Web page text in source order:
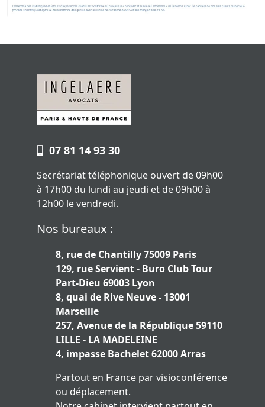
07 81 14 93 30
Secrétariat téléphonique ouvert de 09h00
à 17h00 du lundi au jeudi et de 09h00 à
12h00 le vendredi.
Nos bureaux :
8, rue de Chantilly 75009 Paris
129, rue Servient - Buro Club Tour
Part-Dieu 69003 Lyon
8, quai de Rive Neuve - 13001
Marseille
257, Avenue de la République 59110
LILLE - LA MADELEINE
4, impasse Bachelet 62000 Arras
Partout en France par visioconférence
ou déplacement.